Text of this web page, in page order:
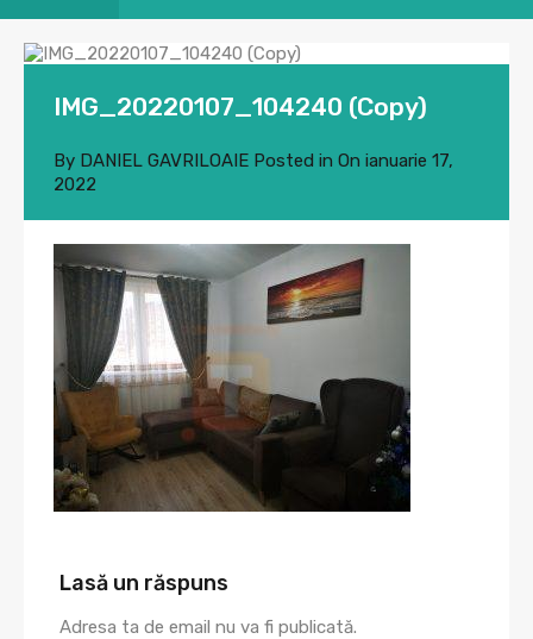
IMG_20220107_104240 (Copy)
By DANIEL GAVRILOAIE Posted in On ianuarie 17,
2022
Lasă un răspuns
Adresa ta de email nu va fi publicată.